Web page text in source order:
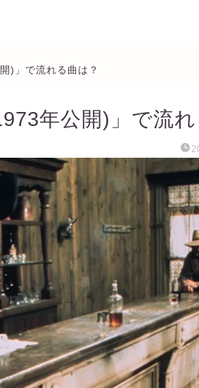
)」で流れる曲は？
年公開)」で流